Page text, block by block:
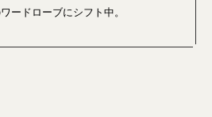
ードローブにシフト中。